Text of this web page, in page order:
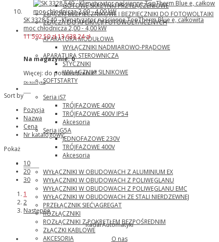
GOTOWE SKRZYNKI PRZYŁĄCZENIOWE
ZŁĄCZKI BEZPIECZNIKOWE I BEZPIECZNIKI DO FOTOWOLTAIKI
ZŁĄCZA DO APLIKACJI FOTOWOLTAICZNYCH
ABB
APARATURA MODUŁOWA
WYŁĄCZNIKI NADMIAROWO-PRĄDOWE
APARATURA STEROWNICZA
STYCZNIKI
WYŁĄCZNIKI SILNIKOWE
SOFTSTARTY
Seria iS7
TRÓJFAZOWE 400V
TRÓJFAZOWE 400V IP54
Akcesoria
Seria iG5A
JEDNOFAZOWE 230V
TRÓJFAZOWE 400V
Akcesoria
Katko
WYŁĄCZNIKI W OBUDOWACH Z ALUMINIUM EX
WYŁĄCZNIKI W OBUDOWACH Z POLIWĘGLANU
WYŁĄCZNIKI W OBUDOWACH Z POLIWĘGLANU EMC
WYŁĄCZNIKI W OBUDOWACH ZE STALI NIERDZEWNEJ
PRZEŁĄCZNIK SIEĆ\AGREGAT
ROZŁĄCZNIKI
ROZŁĄCZNIKI Z POKRĘTŁEM BEZPOŚREDNIM
ZŁĄCZKI KABLOWE
AKCESORIA
SK 3328.540 - Klimatyzator naścienne TopTherm Blue e, całkowita
moc chłodnicza 2,00 - 4,00 kW
11 592,50 zł 13 638,24 zł
Na magazynie:0
Więcej: do potwierdzenia*
Do koszyka
Sort by
Pozycja
Nazwa
Cena
Nr katalogowy:
Pokaż
10
20
30
1
2
Następne
RadarAutomatyki
O nas